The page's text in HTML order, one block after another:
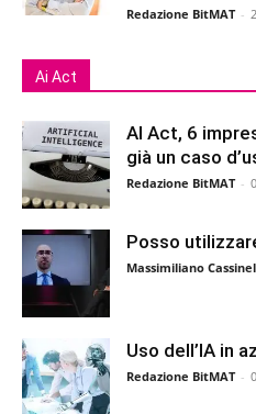
Redazione BitMAT -
Ai Act
AI Act, 6
già un caso
Redazione BitMAT -
Posso
Massimiliano
Uso dell’IA in
Redazione BitMAT -